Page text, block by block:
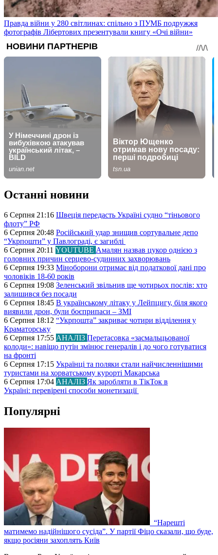
Правда війни у 280 світлинах: спільно з ПУМБ подружжя
фотографів Лібертових презентували книгу «Очі війни»
Останні новини
6 Серпня 21:16 Швеція передасть Україні судно “тіньового
флоту” РФ
6 Серпня 20:48 Російський удар знищив сортувальне депо
“Укрпошти” у Павлограді, є загиблі
6 Серпня 20:11 YOUTUBE Амалян назвав цукор однією з
головних причин серцево-судинних захворювань
6 Серпня 19:33 Міноборони отримає від податкової дані про
чоловіків 18-60 років
6 Серпня 19:08 Зеленський звільнив ще чотирьох послів: хто
залишився без посади
6 Серпня 18:45 В українському літаку у Лейпцигу, біля якого
виявили дрон, були боєприпаси – ЗМІ
6 Серпня 18:12 “Укрпошта” закриває чотири відділення у
Краматорську
6 Серпня 17:55 АНАЛІЗ Перетасовка «засмальцьованої
колоди»: навіщо путін змінює генералів і до чого готуватися
на фронті
6 Серпня 17:15 Українці та поляки стали найчисленнішими
туристами на хорватському курорті Макарська
6 Серпня 17:04 АНАЛІЗ Як заробляти в ТікТок в
Україні: перевірені способи монетизації
Популярні
“Нарешті
матимемо надійнішого сусіда”. У партії Фіцо сказали, що буде,
якщо росіяни захоплять Київ